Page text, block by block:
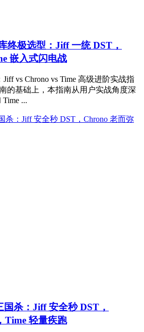
终极选型：Jiff 一统 DST，
嵌入式闪电战
vs Chrono vs Time 高级进阶实战指
的基础上，本指南从用户实战角度深
...
国杀：Jiff 安全秒 DST，
Time 轻量疾跑